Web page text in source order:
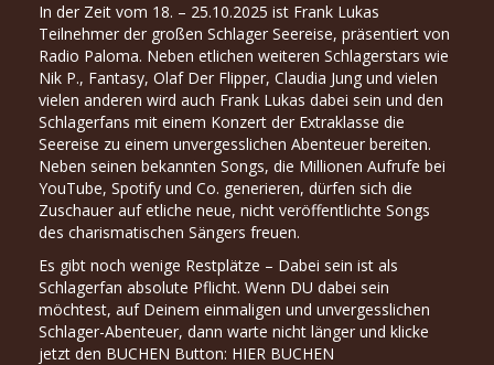
In der Zeit vom 18. – 25.10.2025 ist Frank Lukas
Teilnehmer der großen Schlager Seereise, präsentiert von
Radio Paloma. Neben etlichen weiteren Schlagerstars wie
Nik P., Fantasy, Olaf Der Flipper, Claudia Jung und vielen
vielen anderen wird auch Frank Lukas dabei sein und den
Schlagerfans mit einem Konzert der Extraklasse die
Seereise zu einem unvergesslichen Abenteuer bereiten.
Neben seinen bekannten Songs, die Millionen Aufrufe bei
YouTube, Spotify und Co. generieren, dürfen sich die
Zuschauer auf etliche neue, nicht veröffentlichte Songs
des charismatischen Sängers freuen.
Es gibt noch wenige Restplätze – Dabei sein ist als
Schlagerfan absolute Pflicht. Wenn DU dabei sein
möchtest, auf Deinem einmaligen und unvergesslichen
Schlager-Abenteuer, dann warte nicht länger und klicke
jetzt den BUCHEN Button: HIER BUCHEN